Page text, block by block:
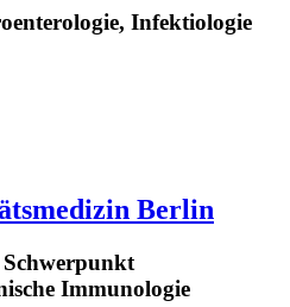
Infektiologie
Berlin
Immunologie